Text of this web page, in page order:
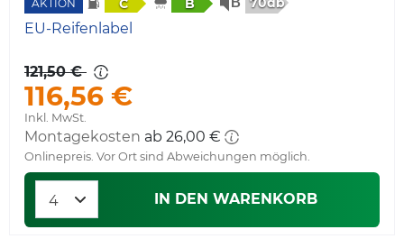
AKTION C B
EU-Reifenlabel
121,50 €
116,56 €
Inkl. MwSt.
Montagekosten ab 26,00 €
Onlinepreis. Vor Ort sind Abweichungen möglich.
IN DEN WARENKORB